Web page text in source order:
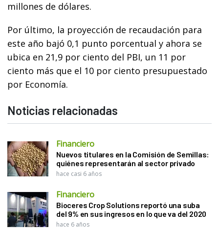
millones de dólares.
Por último, la proyección de recaudación para
este año bajó 0,1 punto porcentual y ahora se
ubica en 21,9 por ciento del PBI, un 11 por
ciento más que el 10 por ciento presupuestado
por Economía.
Noticias relacionadas
Financiero
Nuevos titulares en la Comisión de Semillas:
quiénes representarán al sector privado
hace casi 6 años
Financiero
Bioceres Crop Solutions reportó una suba
del 9% en sus ingresos en lo que va del 2020
hace 6 años